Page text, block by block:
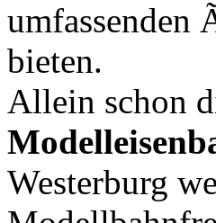
umfassenden
bieten.
Allein schon
Westerburg